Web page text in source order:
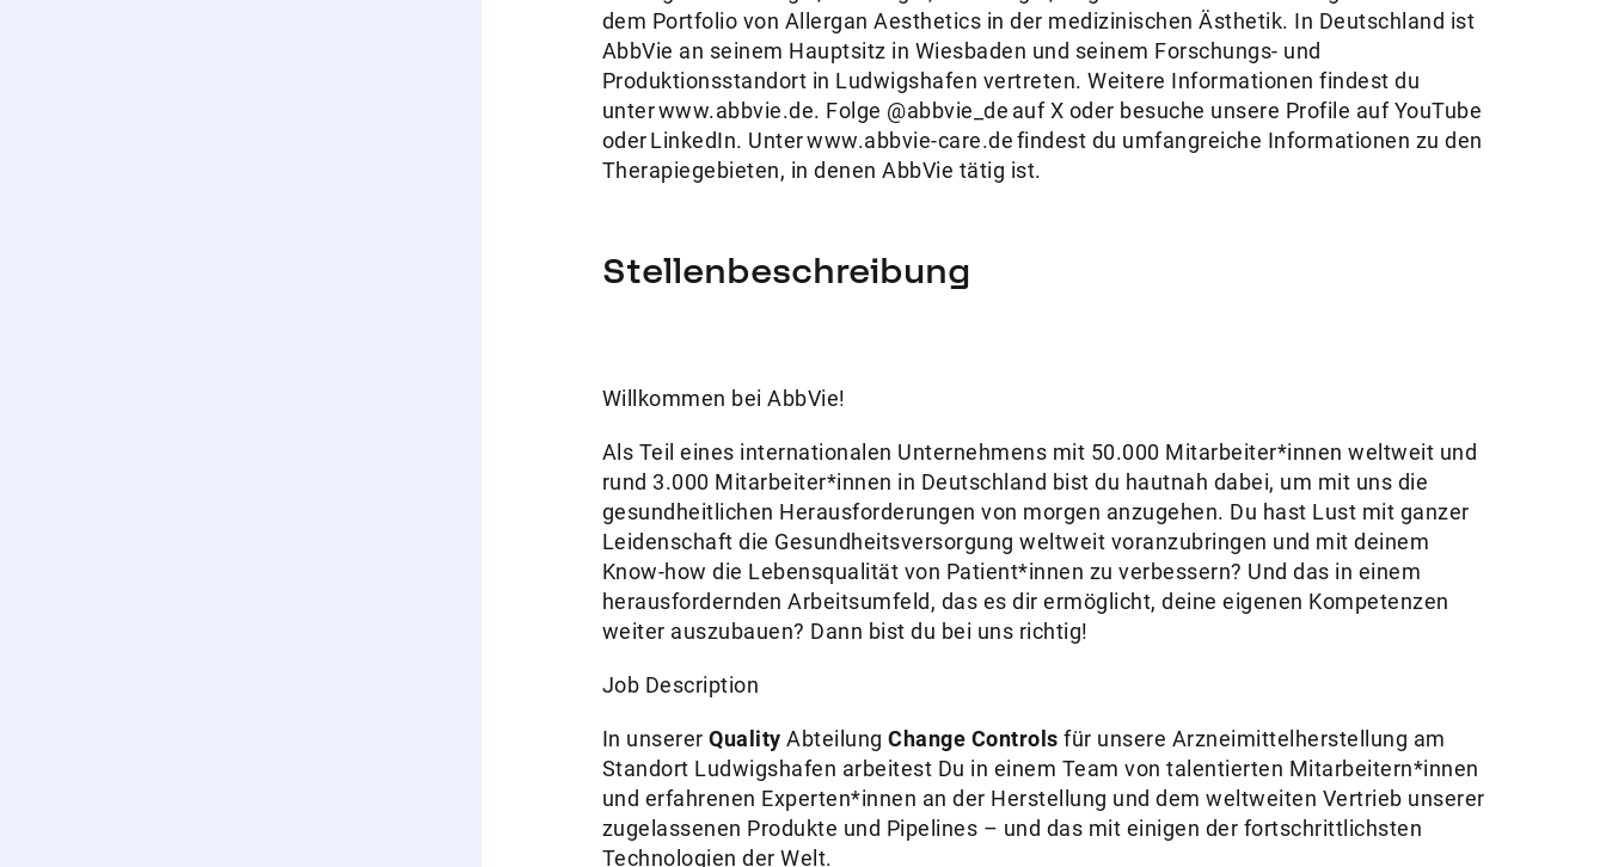
dem Portfolio von Allergan Aesthetics in der medizinischen Ästhetik. In Deutschland ist
AbbVie an seinem Hauptsitz in Wiesbaden und seinem Forschungs- und
Produktionsstandort in Ludwigshafen vertreten. Weitere Informationen findest du
unter www.abbvie.de. Folge @abbvie_de auf X oder besuche unsere Profile auf YouTube
oder LinkedIn. Unter www.abbvie-care.de findest du umfangreiche Informationen zu den
Therapiegebieten, in denen AbbVie tätig ist.
Stellenbeschreibung
Willkommen bei AbbVie!
Als Teil eines internationalen Unternehmens mit 50.000 Mitarbeiter*innen weltweit und
rund 3.000 Mitarbeiter*innen in Deutschland bist du hautnah dabei, um mit uns die
gesundheitlichen Herausforderungen von morgen anzugehen. Du hast Lust mit ganzer
Leidenschaft die Gesundheitsversorgung weltweit voranzubringen und mit deinem
Know-how die Lebensqualität von Patient*innen zu verbessern? Und das in einem
herausfordernden Arbeitsumfeld, das es dir ermöglicht, deine eigenen Kompetenzen
weiter auszubauen? Dann bist du bei uns richtig!
Job Description
In unsererQuality AbteilungChange Controlsfür unsere Arzneimittelherstellung am
Standort Ludwigshafen arbeitest Du in einem Team von talentierten Mitarbeitern*innen
und erfahrenen Experten*innen an der Herstellung und dem weltweiten Vertrieb unserer
zugelassenen Produkte und Pipelines – und das mit einigen der fortschrittlichsten
Technologien der Welt.